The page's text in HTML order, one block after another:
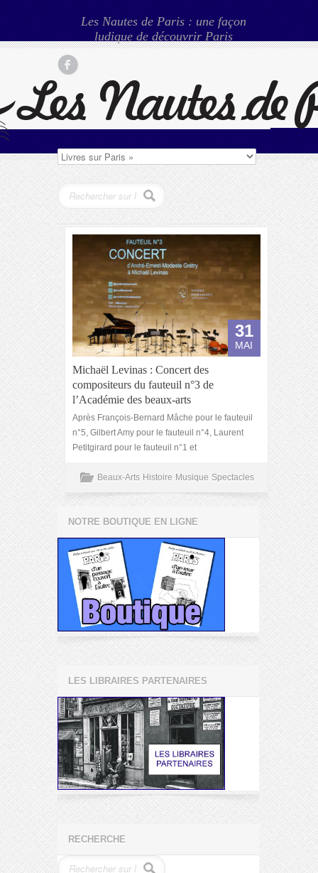
Les Nautes de Paris : une façon
ludique de découvrir Paris
31
MAI
Michaël Levinas : Concert des
compositeurs du fauteuil n°3 de
l’Académie des beaux-arts
Après François-Bernard Mâche pour le fauteuil
n°5, Gilbert Amy pour le fauteuil n°4, Laurent
Petitgirard pour le fauteuil n°1 et
Beaux-Arts Histoire Musique Spectacles
NOTRE BOUTIQUE EN LIGNE
LES LIBRAIRES PARTENAIRES
RECHERCHE